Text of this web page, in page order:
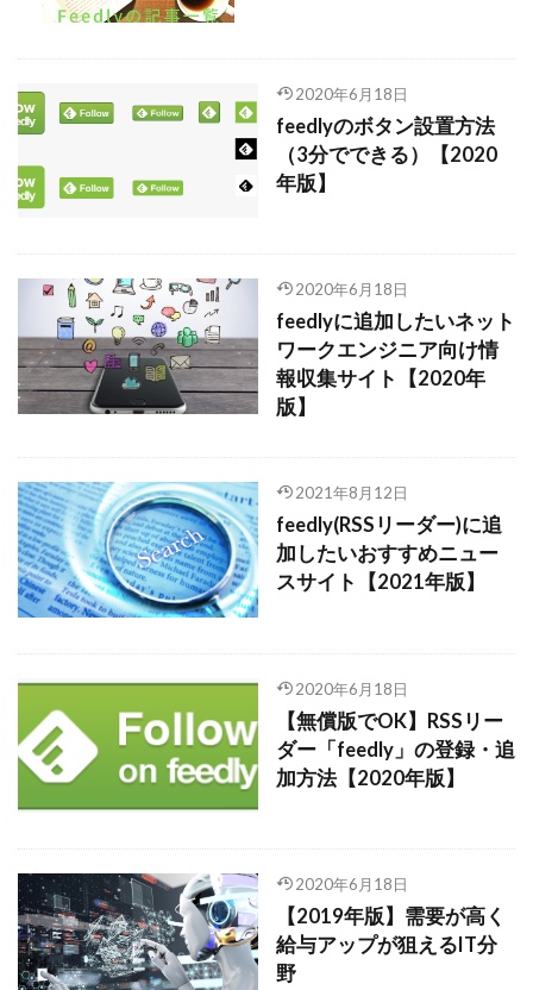
2020年6月18日
feedlyのボタン設置方法
（3分でできる）【2020
年版】
2020年6月18日
feedlyに追加したいネット
ワークエンジニア向け情
報収集サイト【2020年
版】
2021年8月12日
feedly(RSSリーダー)に追
加したいおすすめニュー
スサイト【2021年版】
2020年6月18日
【無償版でOK】RSSリー
ダー「feedly」の登録・追
加方法【2020年版】
2020年6月18日
【2019年版】需要が高く
給与アップが狙えるIT分
野